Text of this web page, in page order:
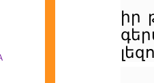
իր